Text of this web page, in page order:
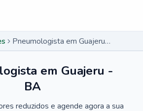
Pneumologista em Guajeru - BA
em Guajeru -
BA
reduzidos e agende agora a sua